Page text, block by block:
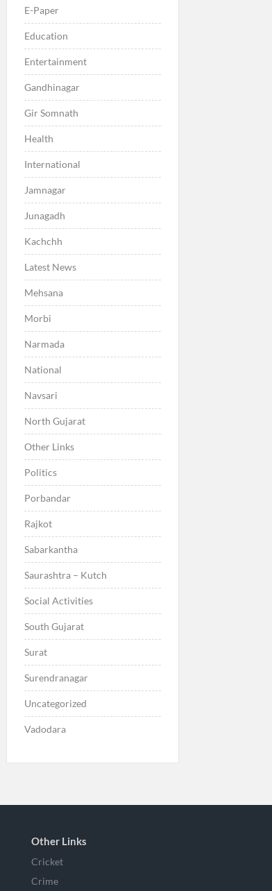
E-Paper
Education
Entertainment
Gandhinagar
Gir Somnath
Health
International
Jamnagar
Junagadh
Kachchh
Latest News
Mehsana
Morbi
Narmada
National
Navsari
North Gujarat
Other Links
Politics
Porbandar
Rajkot
Sabarkantha
Saurashtra – Kutch
Social Activities
South Gujarat
Surat
Surendranagar
Uncategorized
Vadodara
Other Links
Cricket
Crime